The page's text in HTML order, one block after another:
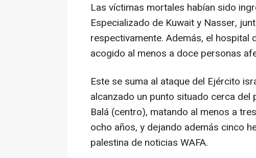
Las víctimas mortales habían sido
Especializado de Kuwait y Nasser,
respectivamente. Además, el hospital
acogido al menos a doce personas
Este se suma al ataque del Ejército
alcanzado un punto situado cerca del
Balá (centro), matando al menos a
ocho años, y dejando además cinco
palestina de noticias WAFA.